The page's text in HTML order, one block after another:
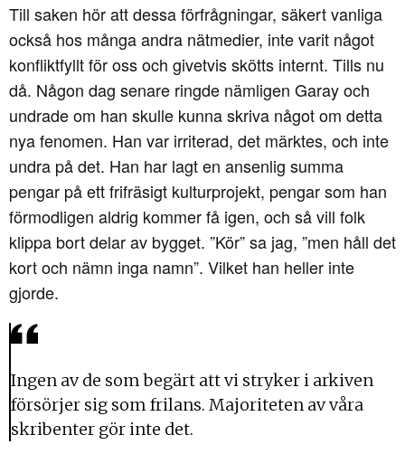
Till saken hör att dessa förfrågningar, säkert vanliga
också hos många andra nätmedier, inte varit något
konfliktfyllt för oss och givetvis skötts internt. Tills nu
då. Någon dag senare ringde nämligen Garay och
undrade om han skulle kunna skriva något om detta
nya fenomen. Han var irriterad, det märktes, och inte
undra på det. Han har lagt en ansenlig summa
pengar på ett frifräsigt kulturprojekt, pengar som han
förmodligen aldrig kommer få igen, och så vill folk
klippa bort delar av bygget. ”Kör” sa jag, ”men håll det
kort och nämn inga namn”. Vilket han heller inte
gjorde.
Ingen av de som begärt att vi stryker i arkiven
försörjer sig som frilans. Majoriteten av våra
skribenter gör inte det.